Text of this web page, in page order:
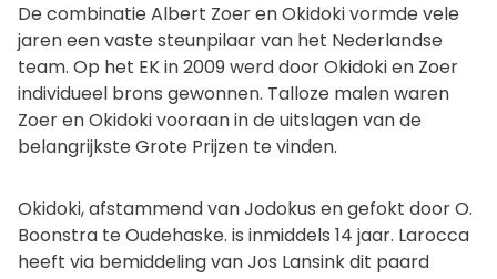
De combinatie Albert Zoer en Okidoki vormde vele
jaren een vaste steunpilaar van het Nederlandse
team. Op het EK in 2009 werd door Okidoki en Zoer
individueel brons gewonnen. Talloze malen waren
Zoer en Okidoki vooraan in de uitslagen van de
belangrijkste Grote Prijzen te vinden.
Okidoki, afstammend van Jodokus en gefokt door O.
Boonstra te Oudehaske. is inmiddels 14 jaar. Larocca
heeft via bemiddeling van Jos Lansink dit paard